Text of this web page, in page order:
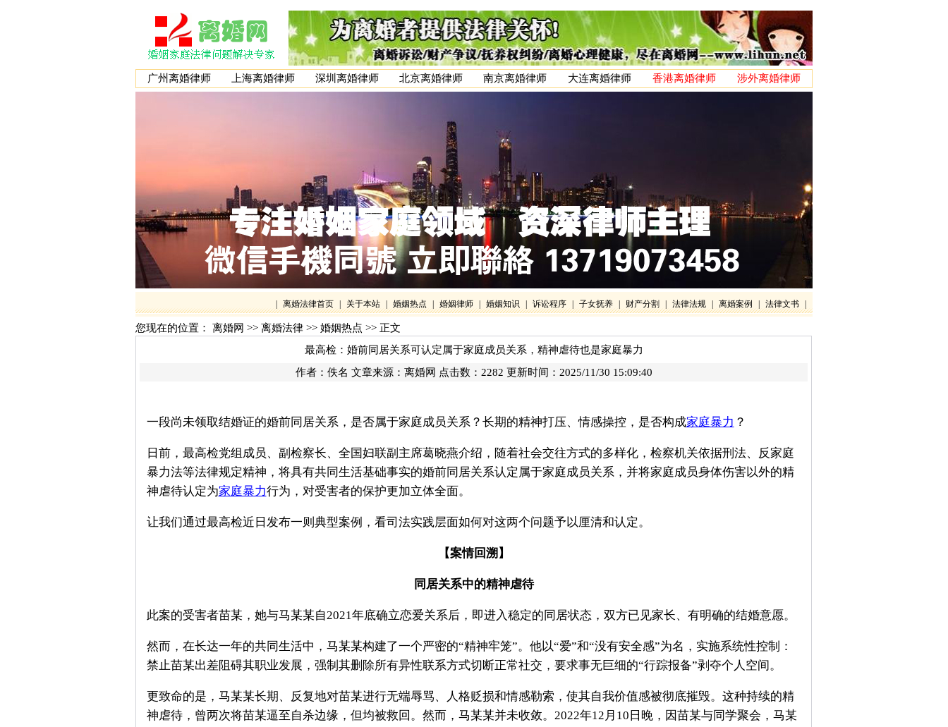
广州离婚律师 上海离婚律师 深圳离婚律师 北京离婚律师 南京离婚律师 大连离婚律师 香港离婚律师 涉外离婚律师
离婚法律首页 关于本站 婚姻热点 婚姻律师 婚姻知识 诉讼程序 子女抚养 财产分割 法律法规 离婚案例 法律文书
您现在的位置： 离婚网 >> 离婚法律 >> 婚姻热点 >> 正文
最高检：婚前同居关系可认定属于家庭成员关系，精神虐待也是家庭暴力
作者：佚名 文章来源： 离婚网 点击数： 2282 更新时间：2025/11/30 15:09:40
一段尚未领取结婚证的婚前同居关系，是否属于家庭成员关系？长期的精神打压、情感操控，是否构成家庭暴力 ？
日前，最高检党组成员、副检察长、全国妇联副主席葛晓燕介绍，随着社会交往方式的多样化，检察机关依据刑法、反家庭
暴力法等法律规定精神，将具有共同生活基础事实的婚前同居关系认定属于家庭成员关系，并将家庭成员身体伤害以外的精
神虐待认定为家庭暴力行为，对受害者的保护更加立体全面。
让我们通过最高检近日发布一则典型案例，看司法实践层面如何对这两个问题予以厘清和认定。
【案情回溯】
同居关系中的精神虐待
此案的受害者苗某，她与马某某自2021年底确立恋爱关系后，即进入稳定的同居状态，双方已见家长、有明确的结婚意愿。
然而，在长达一年的共同生活中，马某某构建了一个严密的“精神牢笼”。他以“爱”和“没有安全感”为名，实施系统性控制：
禁止苗某出差阻碍其职业发展，强制其删除所有异性联系方式切断正常社交，要求事无巨细的“行踪报备”剥夺个人空间。
更致命的是，马某某长期、反复地对苗某进行无端辱骂、人格贬损和情感勒索，使其自我价值感被彻底摧毁。这种持续的精
神虐待，曾两次将苗某逼至自杀边缘，但均被救回。然而，马某某并未收敛。2022年12月10日晚，因苗某与同学聚会，马某